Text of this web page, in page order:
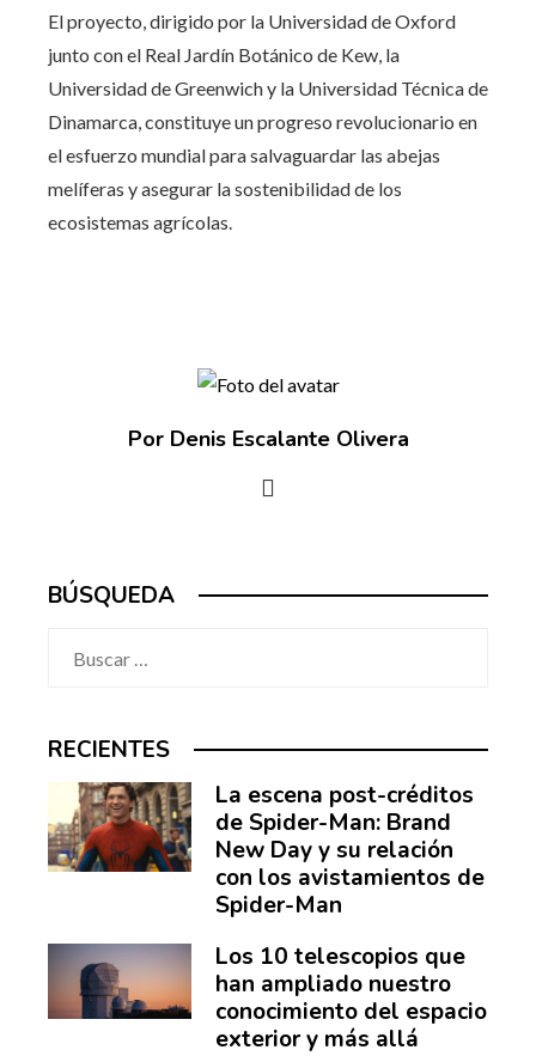
El proyecto, dirigido por la Universidad de Oxford
junto con el Real Jardín Botánico de Kew, la
Universidad de Greenwich y la Universidad Técnica de
Dinamarca, constituye un progreso revolucionario en
el esfuerzo mundial para salvaguardar las abejas
melíferas y asegurar la sostenibilidad de los
ecosistemas agrícolas.
Por Denis Escalante Olivera
BÚSQUEDA
RECIENTES
La escena post-créditos
de Spider-Man: Brand
New Day y su relación
con los avistamientos de
Spider-Man
Los 10 telescopios que
han ampliado nuestro
conocimiento del espacio
exterior y más allá